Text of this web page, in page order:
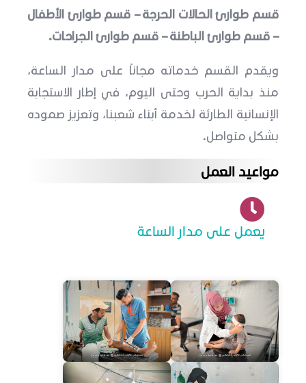
قسم طوارئ الحالات الحرجة – قسم طوارئ الأطفال
– قسم طوارئ الباطنة – قسم طوارئ الجراحات.
ويقدم القسم خدماته مجاناً على مدار الساعة،
منذ بداية الحرب وحتى اليوم، في إطار الاستجابة
الإنسانية الطارئة لخدمة أبناء شعبنا، وتعزيز صموده
بشكل متواصل.
مواعيد العمل
يعمل على مدار الساعة